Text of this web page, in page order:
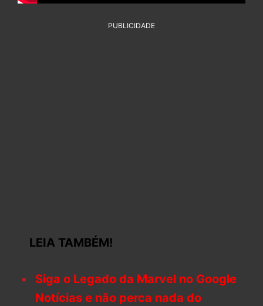
PUBLICIDADE
LEIA TAMBÉM!
Siga o Legado da Marvel no Google
Notícias e não perca nada do